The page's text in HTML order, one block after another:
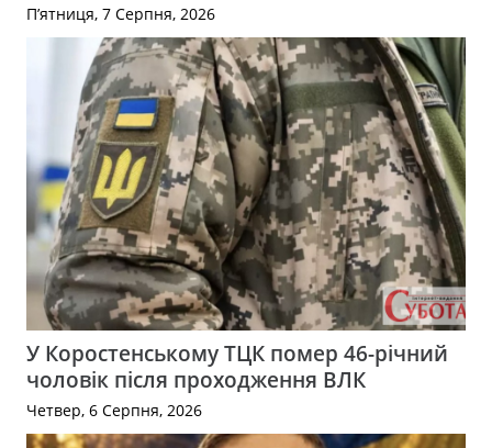
П’ятниця, 7 Серпня, 2026
У Коростенському ТЦК помер 46-річний
чоловік після проходження ВЛК
Четвер, 6 Серпня, 2026